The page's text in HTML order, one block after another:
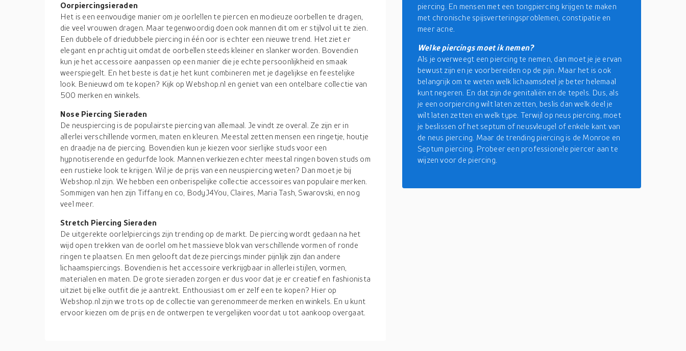
Oorpiercingsieraden
Het is een eenvoudige manier om je oorlellen te piercen en modieuze oorbellen te dragen,
die veel vrouwen dragen. Maar tegenwoordig doen ook mannen dit om er stijlvol uit te zien.
Een dubbele of driedubbele piercing in één oor is echter een nieuwe trend. Het ziet er
elegant en prachtig uit omdat de oorbellen steeds kleiner en slanker worden. Bovendien
kun je het accessoire aanpassen op een manier die je echte persoonlijkheid en smaak
weerspiegelt. En het beste is dat je het kunt combineren met je dagelijkse en feestelijke
look. Benieuwd om te kopen? Kijk op Webshop.nl en geniet van een ontelbare collectie van
500 merken en winkels.
Nose Piercing Sieraden
De neuspiercing is de populairste piercing van allemaal. Je vindt ze overal. Ze zijn er in
allerlei verschillende vormen, maten en kleuren. Meestal zetten mensen een ringetje, houtje
en draadje na de piercing. Bovendien kun je kiezen voor sierlijke studs voor een
hypnotiserende en gedurfde look. Mannen verkiezen echter meestal ringen boven studs om
een rustieke look te krijgen. Wil je de prijs van een neuspiercing weten? Dan moet je bij
Webshop.nl zijn. We hebben een onberispelijke collectie accessoires van populaire merken.
Sommigen van hen zijn Tiffany en co, BodyJ4You, Claires, Maria Tash, Swarovski, en nog
veel meer.
Stretch Piercing Sieraden
De uitgerekte oorlelpiercings zijn trending op de markt. De piercing wordt gedaan na het
wijd open trekken van de oorlel om het massieve blok van verschillende vormen of ronde
ringen te plaatsen. En men gelooft dat deze piercings minder pijnlijk zijn dan andere
lichaamspiercings. Bovendien is het accessoire verkrijgbaar in allerlei stijlen, vormen,
materialen en maten. De grote sieraden zorgen er dus voor dat je er creatief en fashionista
uitziet bij elke outfit die je aantrekt. Enthousiast om er zelf een te kopen? Hier op
Webshop.nl zijn we trots op de collectie van gerenommeerde merken en winkels. En u kunt
ervoor kiezen om de prijs en de ontwerpen te vergelijken voordat u tot aankoop overgaat.
piercing. En mensen met een tongpiercing krijgen te maken
met chronische spijsverteringsproblemen, constipatie en
meer acne.
Welke piercings moet ik nemen?
Als je overweegt een piercing te nemen, dan moet je je ervan
bewust zijn en je voorbereiden op de pijn. Maar het is ook
belangrijk om te weten welk lichaamsdeel je beter helemaal
kunt negeren. En dat zijn de genitaliën en de tepels. Dus, als
je een oorpiercing wilt laten zetten, beslis dan welk deel je
wilt laten zetten en welk type. Terwijl op neus piercing, moet
je beslissen of het septum of neusvleugel of enkele kant van
de neus piercing. Maar de trending piercing is de Monroe en
Septum piercing. Probeer een professionele piercer aan te
wijzen voor de piercing.